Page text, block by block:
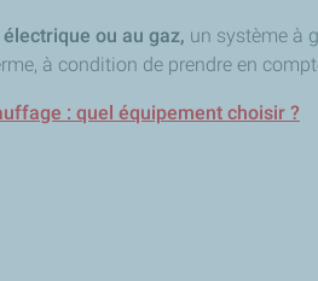
ou au gaz, un système à
à condition de prendre en
: quel équipement choisir ?